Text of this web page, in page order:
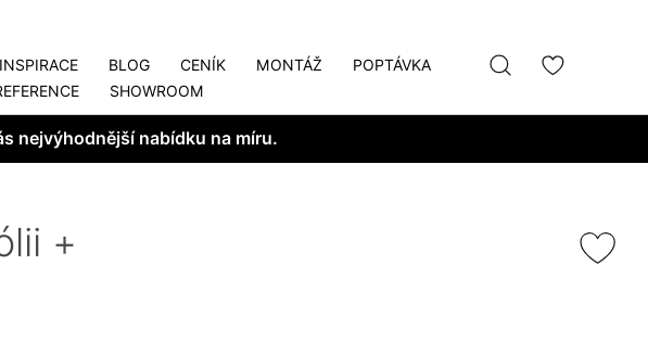
INSPIRACE BLOG CENÍK MONTÁŽ
POPTÁVKA
SHOWROOM
nejvýhodnější nabídku na míru.
+